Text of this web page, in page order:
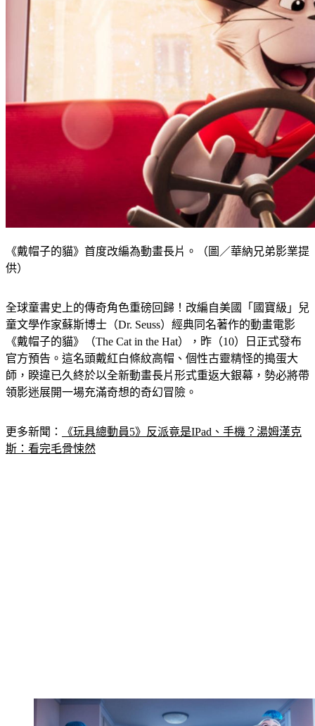
《戴帽子的貓》首度改編為動畫長片。（圖／華納兄弟影業提
全球童書史上的傳奇角色重磅回歸！改編自美國「國寶級」兒
童文學作家蘇斯博士（Dr. Seuss）經典同名著作的動畫電影
《戴帽子的貓》（The Cat in the Hat），昨（10）日正式發布
官方預告。這名頭戴紅白條紋高帽、個性古靈精怪的搗蛋大
師，睽違已久終於以全新動畫長片形式重返大銀幕，勢必將帶
更多新聞：《玩具總動員5》反派竟是IPad、手機？湯姆漢克